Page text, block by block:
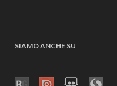
SIAMO ANCHE SU